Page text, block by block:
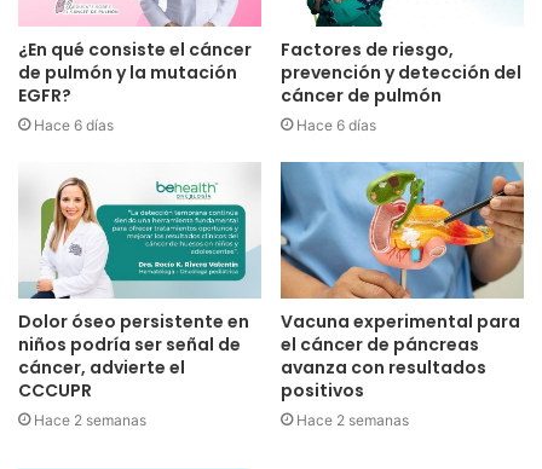
¿En qué consiste el cáncer
de pulmón y la mutación
EGFR?
Hace 6 días
Factores de riesgo,
prevención y detección del
cáncer de pulmón
Hace 6 días
Dolor óseo persistente en
niños podría ser señal de
cáncer, advierte el
CCCUPR
Hace 2 semanas
Vacuna experimental para
el cáncer de páncreas
avanza con resultados
positivos
Hace 2 semanas